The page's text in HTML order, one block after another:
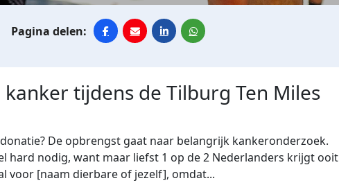
tijdens de Tilburg Ten Miles
De opbrengst gaat naar belangrijk kankeronderzoek.
hard nodig, want maar liefst 1 op de 2 Nederlanders krijgt ooit
voor [naam dierbare of jezelf], omdat...